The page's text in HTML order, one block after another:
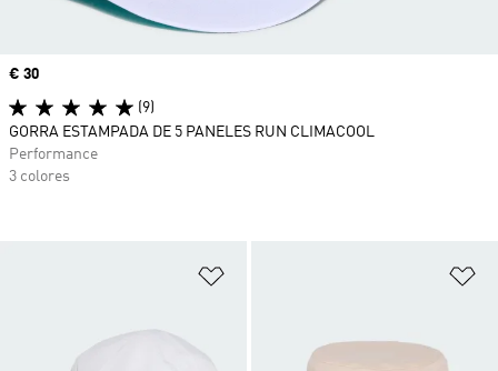
Precio
€ 30
(9)
GORRA ESTAMPADA DE 5 PANELES RUN CLIMACOOL
Performance
3 colores